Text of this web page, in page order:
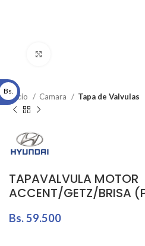
Inicio Camara Tapa de Valvulas
TAPAVALVULA MOTOR
ACCENT/GETZ/BRISA
Bs.59.500
Bs.